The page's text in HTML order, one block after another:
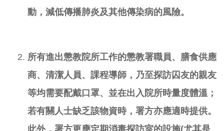
動，減低傳播肺炎及其他傳染病的風險。
所有進出懲教院所工作的懲教署職員、膳食供應
商、清潔人員、課程導師，乃至探訪囚友的親友
等均需要配戴口罩、並在出入院所時量度體溫；
若有關人士缺乏該物資時，署方亦應適時提供。